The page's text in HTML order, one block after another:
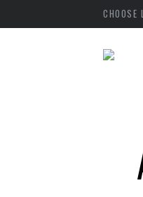
CHOOSE